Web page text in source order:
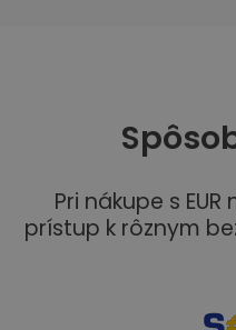
Pri nákupe s
prístup k rôznym